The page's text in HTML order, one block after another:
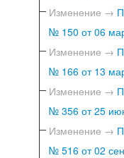
Изменение →
№ 150 от 06
Изменение →
№ 166 от 13
Изменение →
№ 356 от 25
Изменение →
№ 516 от 02